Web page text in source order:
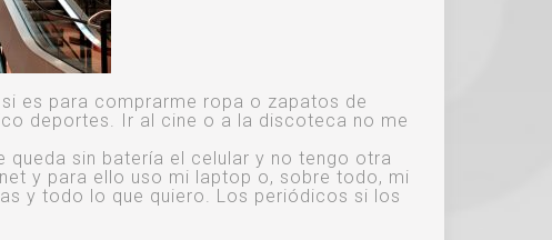
es para comprarme ropa o zapatos de
deportes. Ir al cine o a la discoteca no me
sin batería el celular y no tengo otra
y para ello uso mi laptop o, sobre todo, mi
y todo lo que quiero. Los periódicos si los